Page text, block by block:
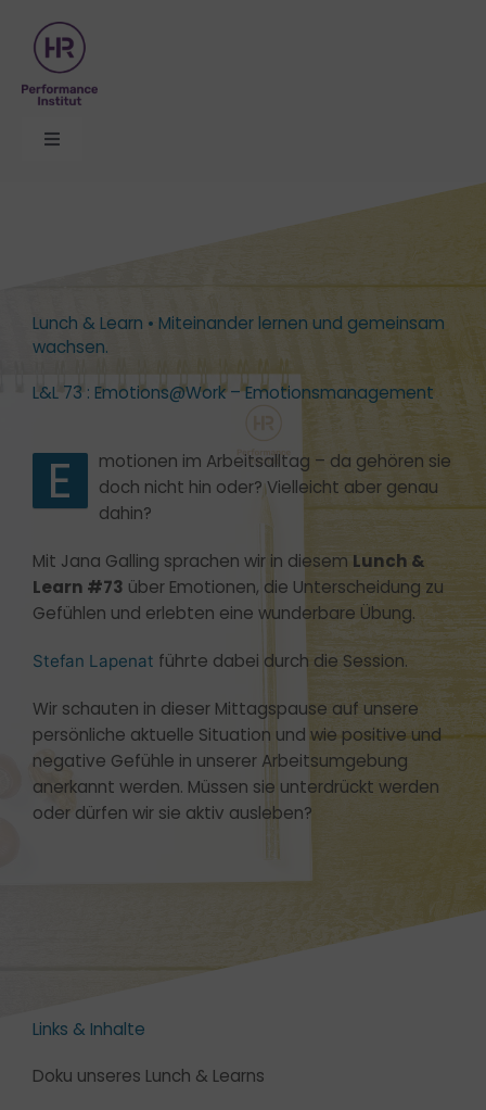
Inhalt
springen
Toggle
Seminare
Über uns
Lunch & Learn • Miteinander lernen und gemeinsam
wachsen.
L&L 73 : Emotions@Work – Emotionsmanagement
E
motionen im Arbeitsalltag – da gehören sie
doch nicht hin oder? Vielleicht aber genau
dahin?
Mit Jana Galling sprachen wir in diesem Lunch &
Learn #73 über Emotionen, die Unterscheidung zu
Gefühlen und erlebten eine wunderbare Übung.
Stefan Lapenat führte dabei durch die Session.
Wir schauten in dieser Mittagspause auf unsere
persönliche aktuelle Situation und wie positive und
negative Gefühle in unserer Arbeitsumgebung
anerkannt werden. Müssen sie unterdrückt werden
oder dürfen wir sie aktiv ausleben?
Links & Inhalte
Doku unseres Lunch & Learns